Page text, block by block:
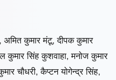
अमित कुमार मंटू, दीपक कुमार
कुमार सिंह कुशवाहा, मनोज कुमार
चौधरी, कैप्टन योगेन्द्र सिंह,